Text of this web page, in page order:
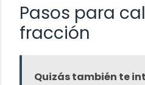
Pasos para
fracción
Quizás también te